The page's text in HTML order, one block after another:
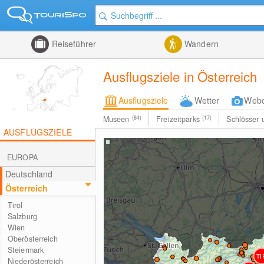
Reiseführer Wandern
Ausflugsziele in Österreich
Ausflugsziele Wetter
Museen (84) Freizeitparks (17) Schlösser
AUSFLUGSZIELE
EUROPA
Deutschland
Österreich
Tirol
Salzburg
Wien
Oberösterreich
Steiermark
Niederösterreich